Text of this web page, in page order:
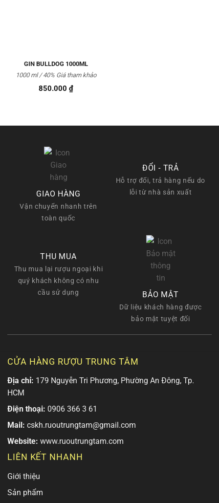
GIN BULLDOG 1000ML
850.000 ₫
1000 ml / 40%Giá tham khảo
GIAO HÀNG
Vận chuyển nhanh trên
toàn quốc
ĐỔI - TRẢ
Hỗ trợ đổi, trả hàng nếu do
lỗi từ nhà sản xuất
THU MUA
Thu mua lại rượu ngoại khi
quý khách không có nhu
cầu sử dụng
BẢO MẬT
Dữ liệu khách hàng được
bảo mật tuyệt đối
CỬA HÀNG RƯỢU TRUNG TÂM
Địa chỉ: 179 Nguyễn Tri Phương, Phường An Đông, Tp.
HCM
Điện thoại: 0906 366 3 61
Mail: cskh.ruoutrungtam@gmail.com
Website: www.ruoutrungtam.com
LIÊN KẾT NHANH
Giới thiệu
Sản phẩm